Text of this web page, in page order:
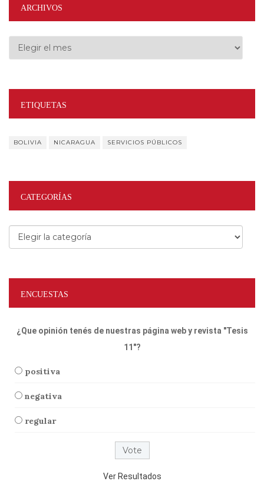
ARCHIVOS
Archivos
ETIQUETAS
BOLIVIA NICARAGUA SERVICIOS PÚBLICOS
CATEGORÍAS
Categorías
ENCUESTAS
¿Que opinión tenés de nuestras página web y revista "Tesis
11"?
positiva
negativa
regular
Ver Resultados